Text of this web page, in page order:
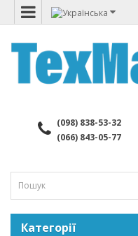
(098) 838-53-32
(066) 843-05-77
Категорії